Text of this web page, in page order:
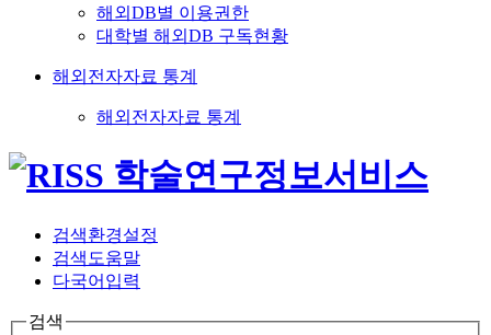
해외DB별 이용권한
대학별 해외DB 구독현황
해외전자자료 통계
해외전자자료 통계
검색환경설정
검색도움말
다국어입력
검색